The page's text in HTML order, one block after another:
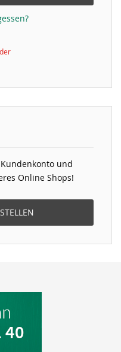
und
Online Shops!